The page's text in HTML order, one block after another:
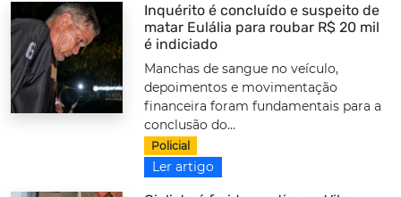
Inquérito é concluído e suspeito de
matar Eulália para roubar R$ 20 mil
é indiciado
Manchas de sangue no veículo,
depoimentos e movimentação
financeira foram fundamentais para a
conclusão do...
Policial
Ler artigo